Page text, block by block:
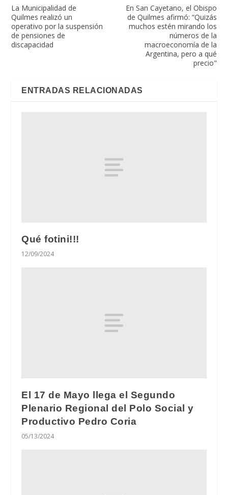
La Municipalidad de
Quilmes realizó un
operativo por la suspensión
de pensiones de
discapacidad
En San Cayetano, el Obispo
de Quilmes afirmó: “Quizás
muchos estén mirando los
números de la
macroeconomía de la
Argentina, pero a qué
precio"
ENTRADAS RELACIONADAS
Qué fotini!!!
12/09/2024
El 17 de Mayo llega el Segundo
Plenario Regional del Polo Social y
Productivo Pedro Coria
05/13/2024